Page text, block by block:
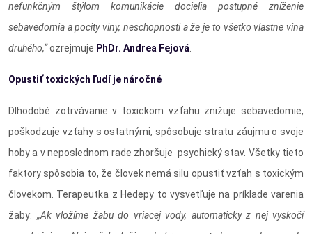
nefunkčným štýlom komunikácie docielia postupné zníženie
sebavedomia a pocity viny, neschopnosti a že je to všetko vlastne vina
druhého,“ozrejmuje PhDr. Andrea Fejová
Opustiť toxických ľudí je náročné
Dlhodobé zotrvávanie v toxickom vzťahu znižuje sebavedomie,
poškodzuje vzťahy s ostatnými, spôsobuje stratu záujmu o svoje
hoby a v neposlednom rade zhoršuje psychický stav. Všetky tieto
faktory spôsobia to, že človek nemá silu opustiť vzťah s toxickým
človekom. Terapeutka z Hedepy to vysvetľuje na príklade varenia
žaby: „Ak vložíme žabu do vriacej vody, automaticky z nej vyskočí